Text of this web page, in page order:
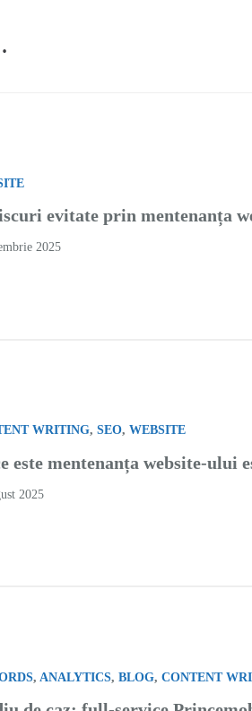
evitate prin mentenanța
2025
WRITING, SEO, WEBSITE
este mentenanța website-ului
2025
, ANALYTICS, BLOG, CONTENT